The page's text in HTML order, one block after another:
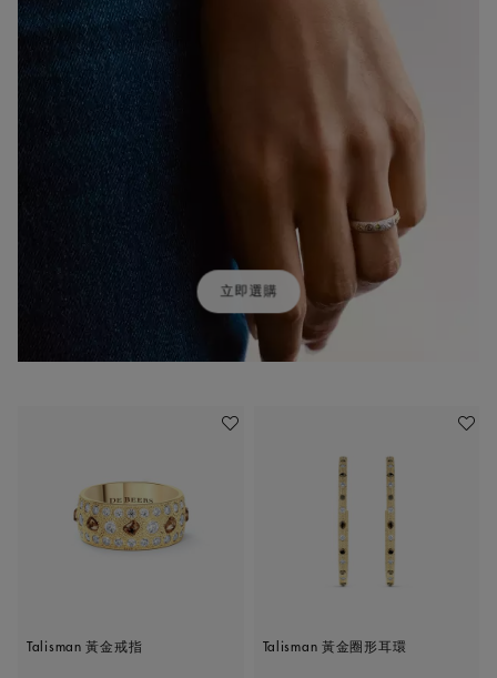
加入喜愛清單
Talisman 黃金戒指
加入喜
Talisman 黃金圈形耳環
立即選購